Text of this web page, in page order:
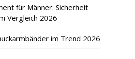
für Männer: Sicherheit
Vergleich 2026
im Trend 2026